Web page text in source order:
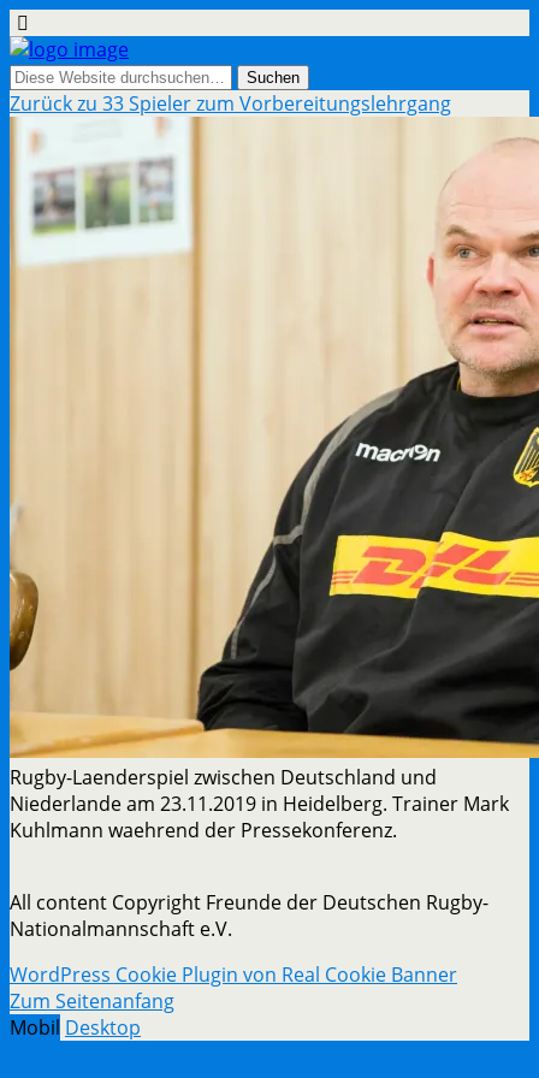
Zurück zu 33 Spieler zum Vorbereitungslehrgang
Rugby-Laenderspiel zwischen Deutschland und
Niederlande am 23.11.2019 in Heidelberg. Trainer Mark
Kuhlmann waehrend der Pressekonferenz.
All content Copyright Freunde der Deutschen Rugby-
Nationalmannschaft e.V.
WordPress Cookie Plugin von Real Cookie Banner
Zum Seitenanfang
Mobil Desktop